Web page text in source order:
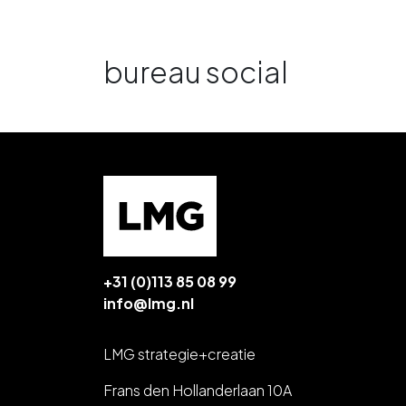
bureau social
+31 (0)113 85 08 99
info@lmg.nl
LMG strategie+creatie
Frans den Hollanderlaan 10A